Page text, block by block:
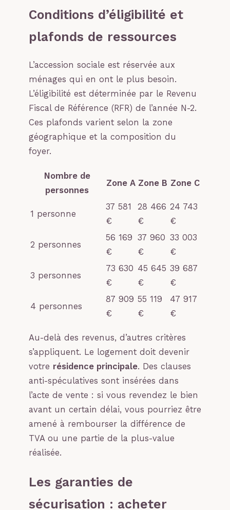
Conditions d’éligibilité et
plafonds de ressources
L’accession sociale est réservée aux
ménages qui en ont le plus besoin.
L’éligibilité est déterminée par le Revenu
Fiscal de Référence (RFR) de l’année N-2.
Ces plafonds varient selon la zone
géographique et la composition du
foyer.
Nombre de
personnes
Zone A Zone B Zone C
1 personne
37 581
€
28 466
€
24 743
€
2 personnes
56 169
€
37 960
€
33 003
€
3 personnes
73 630
€
45 645
€
39 687
€
4 personnes
87 909
€
55 119
€
47 917
€
Au-delà des revenus, d’autres critères
s’appliquent. Le logement doit devenir
votre résidence principale. Des clauses
anti-spéculatives sont insérées dans
l’acte de vente : si vous revendez le bien
avant un certain délai, vous pourriez être
amené à rembourser la différence de
TVA ou une partie de la plus-value
réalisée.
Les garanties de
sécurisation : acheter